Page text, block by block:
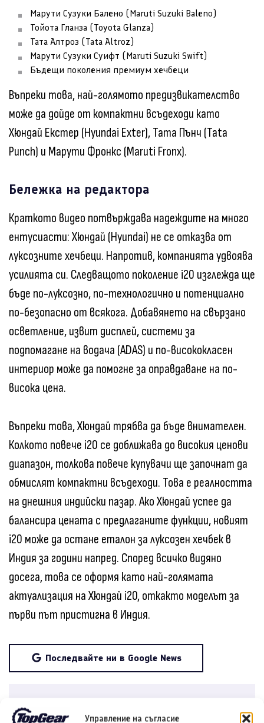
Управление на съгласие
Марути Сузуки Балено (Maruti Suzuki Baleno)
Тойота Гланза (Toyota Glanza)
Тата Алтроз (Tata Altroz)
Марути Сузуки Суифт (Maruti Suzuki Swift)
Бъдещи поколения премиум хечбеци
Въпреки това, най-голямото предизвикателство
може да дойде от компактни всъдеходи като
Хюндай Екстер (Hyundai Exter), Тата Пънч (Tata
Punch) и Марути Фронкс (Maruti Fronx).
Бележка на редактора
Краткото видео потвърждава надеждите на много
ентусиасти: Хюндай (Hyundai) не се отказва от
луксозните хечбеци. Напротив, компанията удвоява
усилията си. Следващото поколение i20 изглежда ще
бъде по-луксозно, по-технологично и потенциално
по-безопасно от всякога. Добавянето на свързано
осветление, извит дисплей, системи за
подпомагане на водача (ADAS) и по-висококласен
интериор може да помогне за оправдаване на по-
висока цена.
Въпреки това, Хюндай трябва да бъде внимателен.
Колкото повече i20 се доближава до високия ценови
диапазон, толкова повече купувачи ще започнат да
обмислят компактни всъдеходи. Това е реалността
на днешния индийски пазар. Ако Хюндай успее да
балансира цената с предлаганите функции, новият
i20 може да остане еталон за луксозен хечбек в
Индия за години напред. Според всичко видяно
досега, това се оформя като най-голямата
актуализация на Хюндай i20, откакто моделът за
първи път пристигна в Индия.
Последвайте ни в Google News